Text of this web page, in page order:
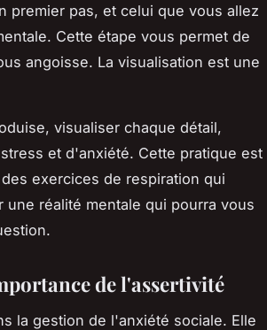
premier pas, et celui que vous allez
Cette étape vous permet de
angoisse. La visualisation est une
visualiser chaque détail,
et d'anxiété. Cette pratique est
exercices de respiration qui
réalité mentale qui pourra vous
de l'assertivité
la gestion de l'anxiété sociale. Elle